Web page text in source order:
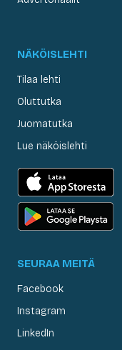
NÄKÖISLEHTI
Tilaa lehti
Oluttutka
Juomatutka
Lue näköislehti
SEURAA MEITÄ
Facebook
Instagram
LinkedIn